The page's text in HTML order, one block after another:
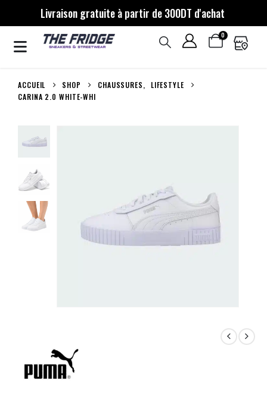
Livraison gratuite à partir de 300DT d'achat
0
ACCUEIL SHOP CHAUSSURES,
LIFESTYLE
CARINA 2.0 WHITE-WHI